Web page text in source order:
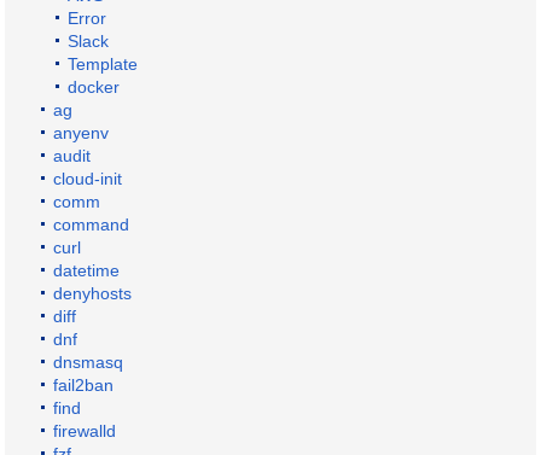
Error
Slack
Template
docker
ag
anyenv
audit
cloud-init
comm
command
curl
datetime
denyhosts
diff
dnf
dnsmasq
fail2ban
find
firewalld